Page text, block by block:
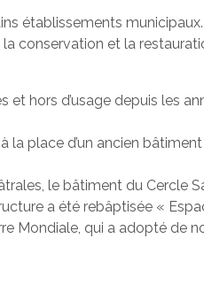
établissements municipaux.
conservation et la
et hors d’usage depuis les
la place d’un ancien
le bâtiment du Cercle
a été rebâptisée «
Mondiale, qui a adopté de